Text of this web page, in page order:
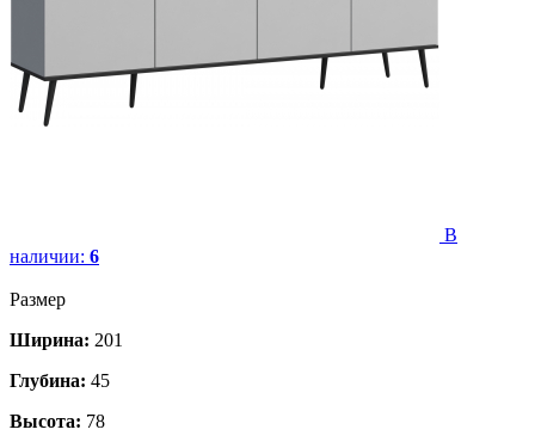
В
наличии: 6
Размер
Ширина: 201
Глубина: 45
Высота: 78